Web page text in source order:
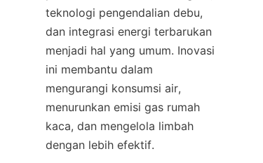
teknologi pengendalian debu,
dan integrasi energi terbarukan
menjadi hal yang umum. Inovasi
ini membantu dalam
mengurangi konsumsi air,
menurunkan emisi gas rumah
kaca, dan mengelola limbah